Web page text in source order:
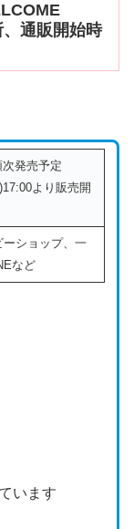
通販開始時
発売予定
より販売開
ショップ、一
など
います